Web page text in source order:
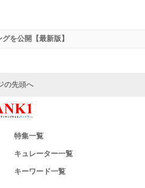
を公開【最新版】
の先頭へ
特集一覧
キュレーター一覧
キーワード一覧